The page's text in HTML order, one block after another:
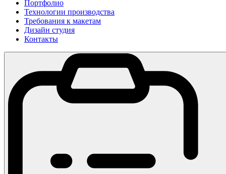
Портфолио
Технологии производства
Требования к макетам
Дизайн студия
Контакты